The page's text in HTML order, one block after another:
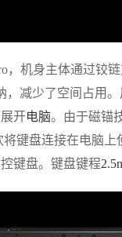
机身主体通过铰
，减少了空间占用
开电脑。由于磁锚
键盘连接在电脑
键盘。键盘键程